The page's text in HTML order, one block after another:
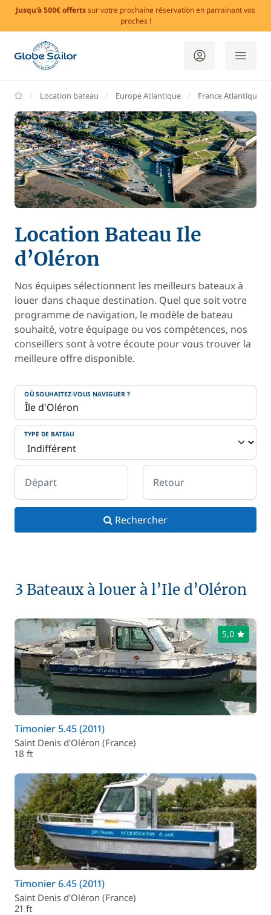
Jusqu'à 500€ offertssur votre prochaine réservation en parrainant vos
proches !
GlobeSailor
Location bateau Europe Atlantique France Atlantique
Location Bateau Ile
d’Oléron
Nos équipes sélectionnent les meilleurs bateaux à
louer dans chaque destination. Quel que soit votre
programme de navigation, le modèle de bateau
souhaité, votre équipage ou vos compétences, nos
conseillers sont à votre écoute pour vous trouver la
meilleure offre disponible.
OÙ SOUHAITEZ-VOUS NAVIGUER ?
TYPE DE BATEAU
Départ Retour
Rechercher
3 Bateaux à louer à l’Ile d’Oléron
5,0
Timonier 5.45 (2011)
Saint Denis d'Oléron (France)
18 ft
Timonier 6.45 (2011)
Saint Denis d'Oléron (France)
21 ft